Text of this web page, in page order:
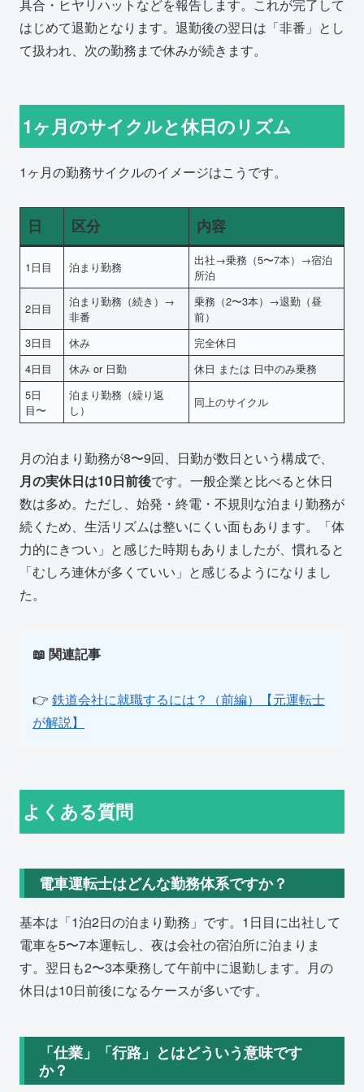
具合・ヒヤリハットなどを報告します。これが完了して
はじめて退勤となります。退勤後の翌日は「非番」とし
て扱われ、次の勤務まで休みが続きます。
1ヶ月のサイクルと休日のリズム
1ヶ月の勤務サイクルのイメージはこうです。
日 区分 内容
1日目 泊まり勤務
出社→乗務（5〜7本）→宿泊
所泊
2日目
泊まり勤務（続き）→
非番
乗務（2〜3本）→退勤（昼
前）
3日目
休み
完全休日
4日目
休み or 日勤
休日 または 日中のみ乗務
5日
目〜
泊まり勤務（繰り返
し）
同上のサイクル
月の泊まり勤務が8〜9回、日勤が数日という構成で、
月の実休日は10日前後です。一般企業と比べると休日
数は多め。ただし、始発・終電・不規則な泊まり勤務が
続くため、生活リズムは整いにくい面もあります。「体
力的にきつい」と感じた時期もありましたが、慣れると
「むしろ連休が多くていい」と感じるようになりまし
た。
📖 関連記事
👉 鉄道会社に就職するには？（前編）【元運転士
が解説】
よくある質問
電車運転士はどんな勤務体系ですか？
基本は「1泊2日の泊まり勤務」です。1日目に出社して
電車を5〜7本運転し、夜は会社の宿泊所に泊まりま
す。翌日も2〜3本乗務して午前中に退勤します。月の
休日は10日前後になるケースが多いです。
「仕業」「行路」とはどういう意味です
か？